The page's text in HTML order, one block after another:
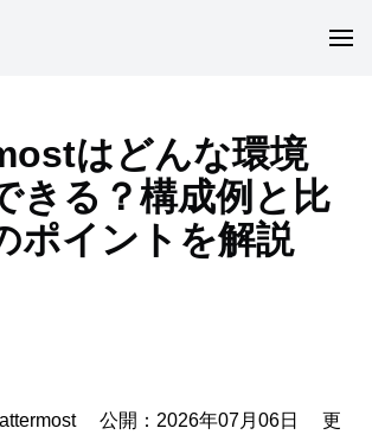
はどんな環境
きる？構成例と比
ポイントを解説
公開：2026年07月06日 更